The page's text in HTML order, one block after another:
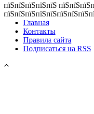
пїЅпїЅпїЅпїЅпїЅ
Главная
Контакты
Правила сайта
Подписаться на RSS